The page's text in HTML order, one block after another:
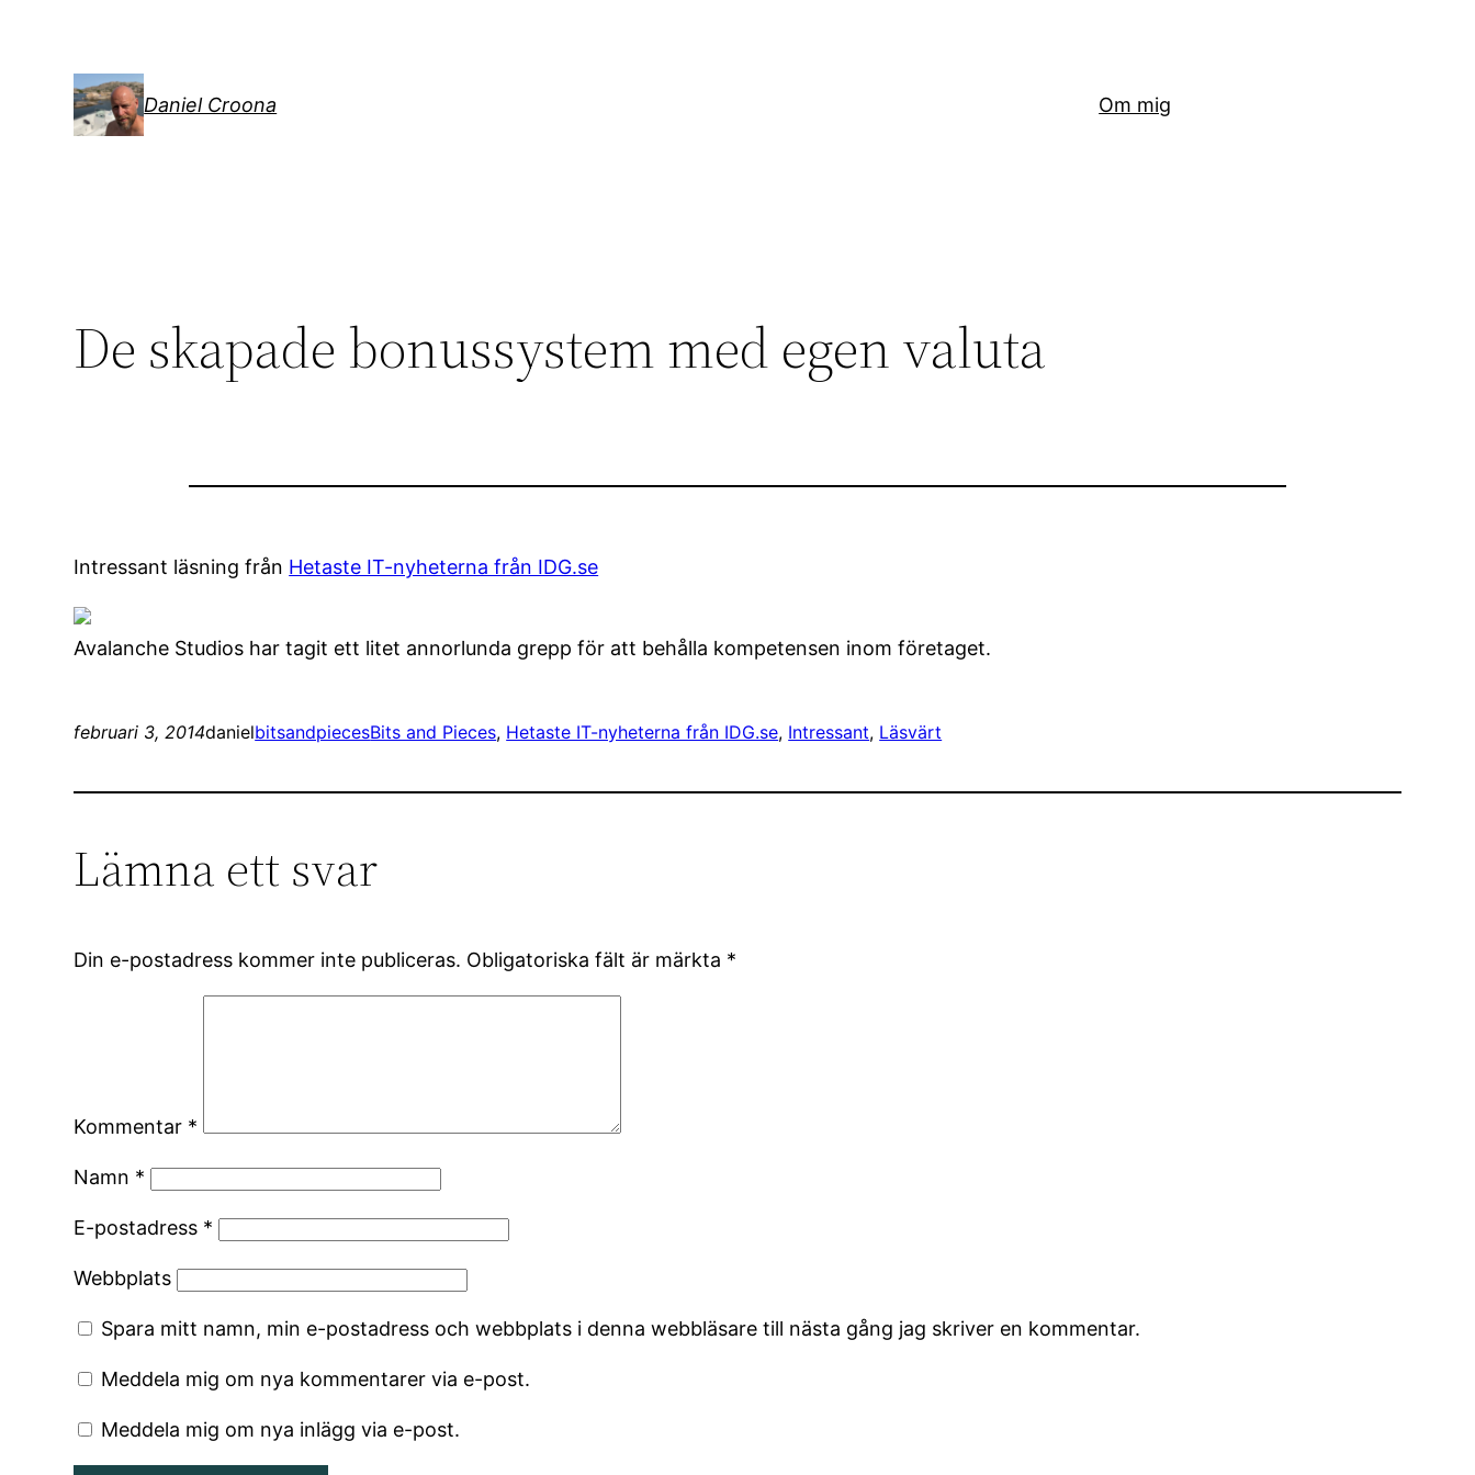
Daniel Croona
Om mig
De skapade bonussystem med egen valuta
Intressant läsning från Hetaste IT-nyheterna från IDG.se
Avalanche Studios har tagit ett litet annorlunda grepp för att behålla kompetensen inom företaget.
februari 3, 2014danielbitsandpiecesBits and Pieces, Hetaste IT-nyheterna från IDG.se, Intressant, Läsvärt
Lämna ett svar
Din e-postadress kommer inte publiceras. Obligatoriska fält är märkta *
Kommentar *
Namn *
E-postadress *
Webbplats
Spara mitt namn, min e-postadress och webbplats i denna webbläsare till nästa gång jag skriver en kommentar.
Meddela mig om nya kommentarer via e-post.
Meddela mig om nya inlägg via e-post.